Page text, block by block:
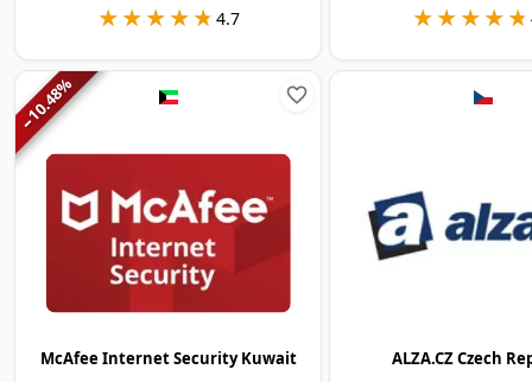
★★★★★
★★★★★ 4.7 ★★★★★
★★★★★
−
10.48
%
McAfee Internet Security Kuwait ALZA.CZ Czech